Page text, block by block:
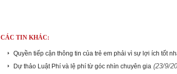
CÁC TIN KHÁC:
Quyền tiếp cận thông tin của trẻ em phải vì sự lợi ích tốt
Dự thảo Luật Phí và lệ phí từ góc nhìn chuyên gia (23/9/